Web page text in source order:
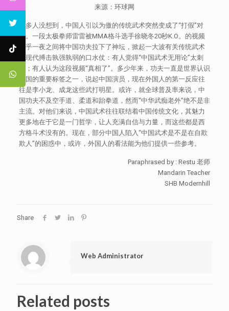
来源：环球网
许多人没想到，中国人引以为傲的传统武术突然变成了“打假”对
象。一段太极拳师雷雷被MMA格斗选手徐晓冬20秒K.O。的视频
似乎一夜之间将中国功夫拉下了神坛，掀起一大波有关传统武术
与现代搏击孰强孰弱的口水仗：有人觉得“中国武术无用论”太刺
耳；有人认为这段视频“真相了”。多少年来，功夫一直是世界认识
中国的重要标签之一，说起中国演员，现在外国人的第一反应往
往是李小龙、成龙这些武打明星。或许，就全球普及率来说，中
国功夫不及空手道、柔道和跆拳道，然而“中华武痴老外”绝不是非
主流。对他们来说，中国武术往往联结着中国传统文化，其魅力
更多地在于它是一门哲学，让人充满自信与力量，而这些都是西
方格斗术没有的。现在，部分中国人陷入“中国武术是不是在自欺
欺人”的困惑中，或许，外国人的看法能为他们提供一些参考。
Paraphrased by : Restu 老师
Mandarin Teacher
SHB Modernhill
Share
Web Administrator
Related posts